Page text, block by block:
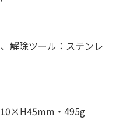
解除ツール：ステンレ
・495g